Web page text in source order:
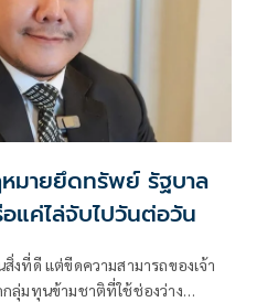
มายยึดทรัพย์ รัฐบาล
แค่ไล่จับไปวันต่อวัน
งที่ดี แต่ขีดความสามารถของเจ้า
ลุ่มทุนข้ามชาติที่ใช้ช่องว่าง